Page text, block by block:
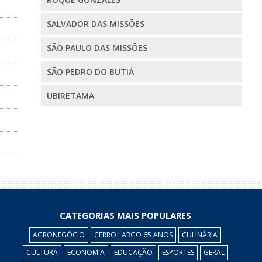
SALVADOR DAS MISSÕES
SÃO PAULO DAS MISSÕES
SÃO PEDRO DO BUTIÁ
UBIRETAMA
CATEGORIAS MAIS POPULARES
AGRONEGÓCIO CERRO LARGO 65 ANOS
CULINÁRIA
CULTURA
ECONOMIA EDUCAÇÃO ESPORTES GERAL